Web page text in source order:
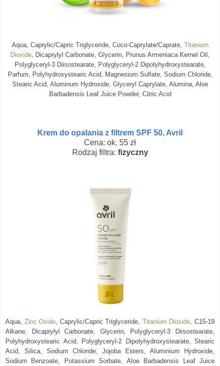
Aqua, Caprylic/Capric Triglyceride, Coco-Caprylate/Caprate, Titanium
Dioxide , Dicaprylyl Carbonate, Glycerin, Prunus Armeniaca Kernel Oil,
Polyglyceryl-3 Diisostearate, Polyglyceryl-2 Dipolyhydroxystearate,
Parfum, Polyhydroxystearic Acid, Magnesium Sulfate, Sodium Chloride,
Stearic Acid, Aluminum Hydroxide, Glyceryl Caprylate, Alumina, Aloe
Barbadensis Leaf Juice Powder, Citric Acid
Krem do opalania z filtrem SPF 50, Avril
Cena: ok. 55 zł
Rodzaj filtra: fizyczny
Aqua, Zinc Oxide , Caprylic/Capric Triglyceride, Titanium Dioxide , C15-19
Alkane, Dicaprylyl Carbonate, Glycerin, Polyglyceryl-3 Diisostearate,
Polyhydroxystearic Acid, Polyglyceryl-2 Dipolyhydroxystearate, Stearic
Acid, Silica, Sodium Chloride, Jojoba Esters, Aluminium Hydroxide,
Sodium Benzoate, Potassium Sorbate, Aloe Barbadensis Leaf Juice